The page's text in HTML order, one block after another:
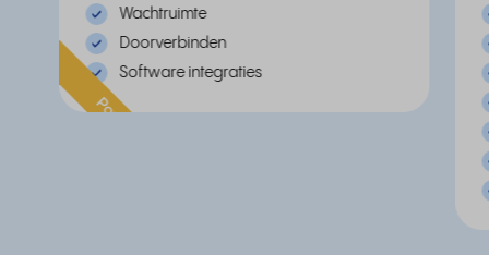
Wachtruimte
Doorverbinden
Software integraties
Populair